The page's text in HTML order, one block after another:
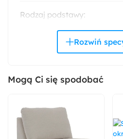
Rodzaj podstawy:
Skrzyniowa
Powierzchnia spania:
103 cm
Szerokość:
Mogą Ci się spodobać